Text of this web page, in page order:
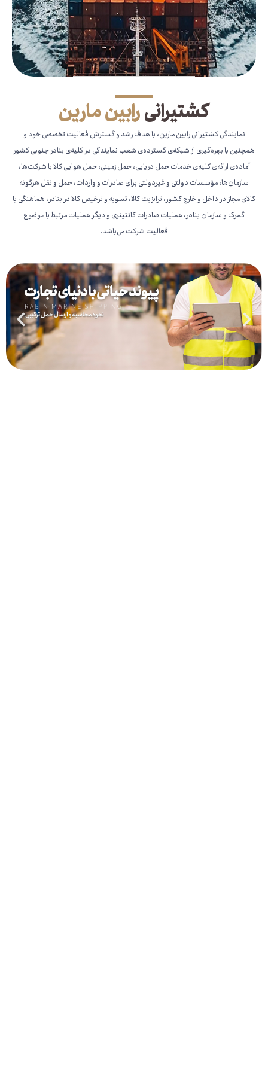
کشتیرانیرابین مارین
نمایندگی کشتیرانی رابین مارین، با هدف رشد و گسترش فعالیت تخصصی خود و
همچنین با بهره‌گیری از شبکه‌ی گسترده‌ی شعب نمایندگی در کلیه‌ی بنادر جنوبی کشور
آماده‌ی ارائه‌ی کلیه‌ی خدمات حمل دریایی، حمل زمینی، حمل هوایی کالا با شرکت‌ها،
سازمان‌ها، مؤسسات دولتی و غیردولتی برای صادرات و واردات، حمل و نقل هرگونه
کالای مجاز در داخل و خارج کشور، ترانزیت کالا، تسویه و ترخیص کالا در بنادر، هماهنگی با
گمرک و سازمان بنادر، عملیات صادرات کانتینری و دیگر عملیات مرتبط با موضوع
فعالیت شرکت می‌باشد.